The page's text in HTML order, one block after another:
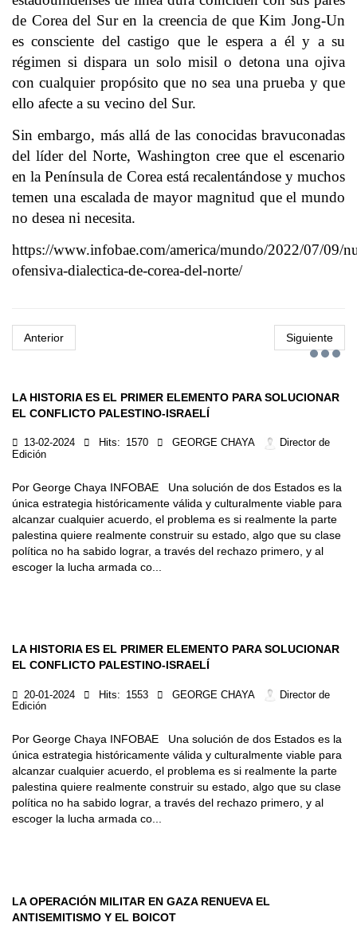
de Corea del Sur en la creencia de que Kim Jong-Un
es consciente del castigo que le espera a él y a su
régimen si dispara un solo misil o detona una ojiva
con cualquier propósito que no sea una prueba y que
ello afecte a su vecino del Sur.
Sin embargo, más allá de las conocidas bravuconadas
del líder del Norte, Washington cree que el escenario
en la Península de Corea está recalentándose y muchos
temen una escalada de mayor magnitud que el mundo
no desea ni necesita.
https://www.infobae.com/america/mundo/2022/07/09/
ofensiva-dialectica-de-corea-del-norte/
Anterior Siguiente
LA HISTORIA ES EL PRIMER ELEMENTO PARA SOLUCIONAR
EL CONFLICTO PALESTINO-ISRAELÍ
13-02-2024 Hits: 1570 GEORGE CHAYA
Director de
Edición
Por George Chaya INFOBAE Una solución de dos Estados es la
única estrategia históricamente válida y culturalmente viable para
alcanzar cualquier acuerdo, el problema es si realmente la parte
palestina quiere realmente construir su estado, algo que su clase
política no ha sabido lograr, a través del rechazo primero, y al
escoger la lucha armada co...
LA HISTORIA ES EL PRIMER ELEMENTO PARA SOLUCIONAR
EL CONFLICTO PALESTINO-ISRAELÍ
20-01-2024 Hits: 1553 GEORGE CHAYA
Director de
Edición
Por George Chaya INFOBAE Una solución de dos Estados es la
única estrategia históricamente válida y culturalmente viable para
alcanzar cualquier acuerdo, el problema es si realmente la parte
palestina quiere realmente construir su estado, algo que su clase
política no ha sabido lograr, a través del rechazo primero, y al
escoger la lucha armada co...
LA OPERACIÓN MILITAR EN GAZA RENUEVA EL
ANTISEMITISMO Y EL BOICOT